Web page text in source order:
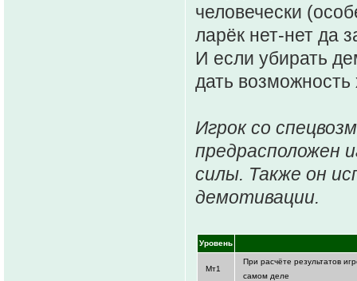
человечески
ларёк нет-нет да
И если убирать
дать возможность
Игрок со
предрасположен
силы. Также он
демотивации.
Уровень
Мт1
При расчёте результатов
самом деле